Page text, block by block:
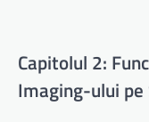
Capitolul 2:
Imaging-ului pe